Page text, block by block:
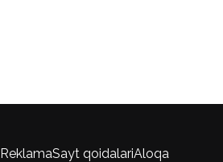
ReklamaSayt qoidalariAloqa